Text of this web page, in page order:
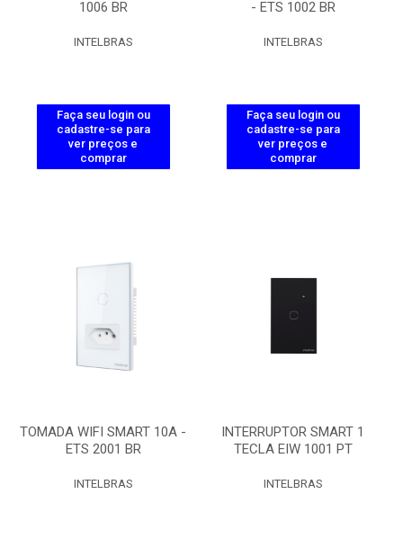
1006 BR
INTELBRAS
Faça seu login ou
cadastre-se para
ver preços e
comprar
- ETS 1002 BR
INTELBRAS
Faça seu login ou
cadastre-se para
ver preços e
comprar
TOMADA WIFI SMART 10A -
ETS 2001 BR
INTELBRAS
INTERRUPTOR SMART 1
TECLA EIW 1001 PT
INTELBRAS